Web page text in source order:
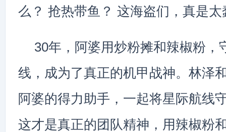
么？ 抢热带鱼？ 这海盗们，真是太
30年，阿婆用炒粉摊和辣椒粉，
线，成为了真正的机甲战神。林泽
阿婆的得力助手，一起将星际航线
这才是真正的团队精神，用辣椒粉